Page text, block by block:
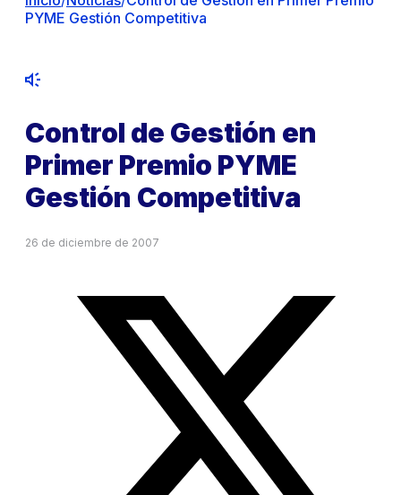
PYME Gestión Competitiva
Control de Gestión en
Primer Premio PYME
Gestión Competitiva
26 de diciembre de 2007